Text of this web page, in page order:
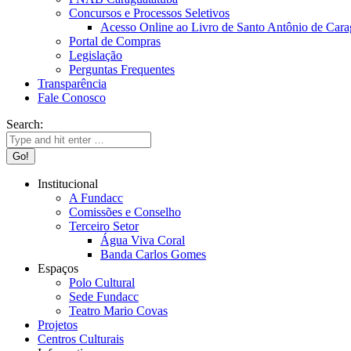
Concursos e Processos Seletivos
Acesso Online ao Livro de Santo Antônio de
Portal de Compras
Legislação
Perguntas Frequentes
Transparência
Fale Conosco
Search:
Institucional
A Fundacc
Comissões e Conselho
Terceiro Setor
Água Viva Coral
Banda Carlos Gomes
Espaços
Polo Cultural
Sede Fundacc
Teatro Mario Covas
Projetos
Centros Culturais